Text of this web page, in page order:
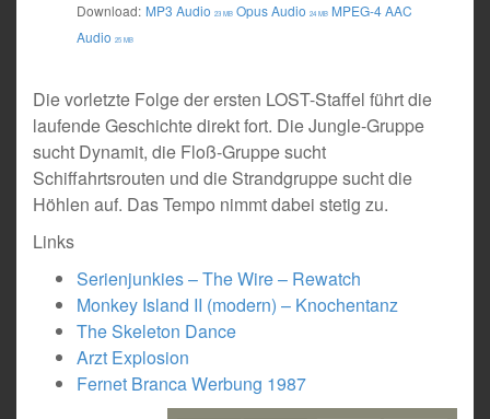
Download: MP3 Audio 23 MB Opus Audio 24 MB MPEG-4 AAC
Audio 25 MB
Die vorletzte Folge der ersten LOST-Staffel führt die
laufende Geschichte direkt fort. Die Jungle-Gruppe
sucht Dynamit, die Floß-Gruppe sucht
Schiffahrtsrouten und die Strandgruppe sucht die
Höhlen auf. Das Tempo nimmt dabei stetig zu.
Links
Serienjunkies – The Wire – Rewatch
Monkey Island II (modern) – Knochentanz
The Skeleton Dance
Arzt Explosion
Fernet Branca Werbung 1987